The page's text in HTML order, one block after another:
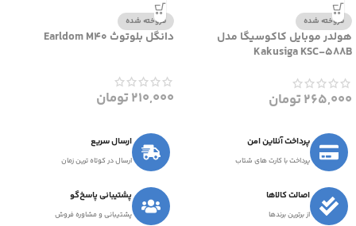
فروخته شده
هولدر موبایل کاکوسیگا مدل
Kakusiga KSC-588B
265,000تومان
فروخته شده
دانگل بلوتوث Earldom M40
210,000تومان
پرداخت آنلاین امن
پرداخت با کارت های شتاب
ارسال سریع
ارسال در کوتاه ترین زمان
اصالت کالاها
از برترین برندها
پشتیبانی پاسخ‌گو
پشتیبانی و مشاوره فروش